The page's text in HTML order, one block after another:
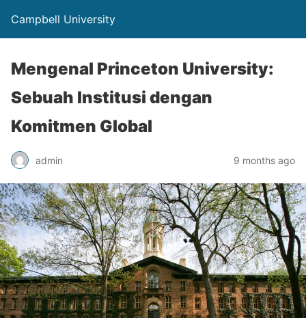
Campbell University
Mengenal Princeton University:
Sebuah Institusi dengan
Komitmen Global
admin 9 months ago